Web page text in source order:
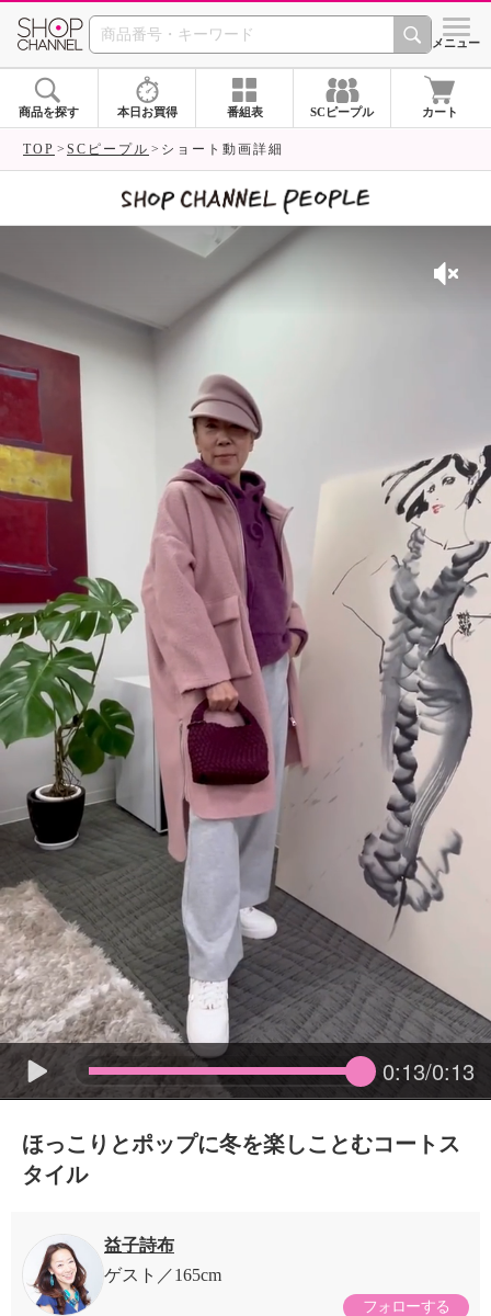
SHOP CHANNEL シメニュー
商品を探す 本日お買得 番組表 SCピープル カート
TOP SCピープル ショート動画詳細
0:13/0:13
ほっこりとポップに冬を楽しことむコートス
タイル
益子詩布
ゲスト
165cm
フォローする